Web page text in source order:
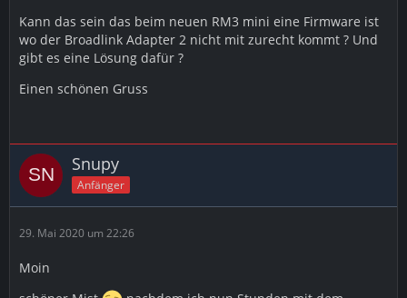
Kann das sein das beim neuen RM3 mini eine Firmware ist
wo der Broadlink Adapter 2 nicht mit zurecht kommt ? Und
gibt es eine Lösung dafür ?
Einen schönen Gruss
Snupy
Anfänger
29. Mai 2020 um 22:26
Moin